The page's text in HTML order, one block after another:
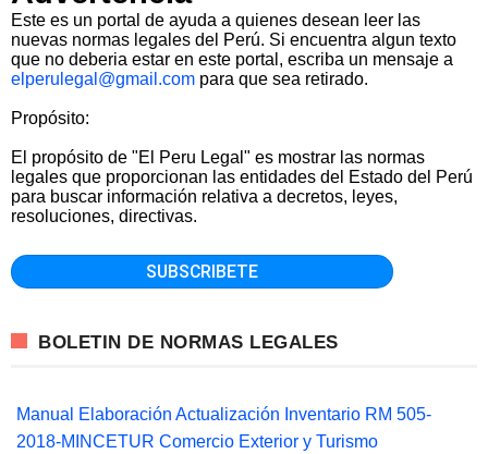
Este es un portal de ayuda a quienes desean leer las
nuevas normas legales del Perú. Si encuentra algun texto
que no deberia estar en este portal, escriba un mensaje a
elperulegal@gmail.com para que sea retirado.
Propósito:
El propósito de "El Peru Legal" es mostrar las normas
legales que proporcionan las entidades del Estado del Perú
para buscar información relativa a decretos, leyes,
resoluciones, directivas.
BOLETIN DE NORMAS LEGALES
Manual Elaboración Actualización Inventario RM 505-
2018-MINCETUR Comercio Exterior y Turismo